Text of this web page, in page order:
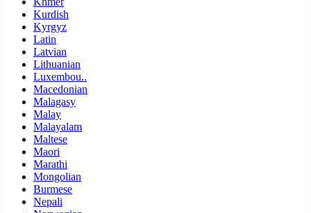
Kurdish
Kyrgyz
Latin
Latvian
Lithuanian
Luxembou..
Macedonian
Malagasy
Malay
Malayalam
Maltese
Maori
Marathi
Mongolian
Burmese
Nepali